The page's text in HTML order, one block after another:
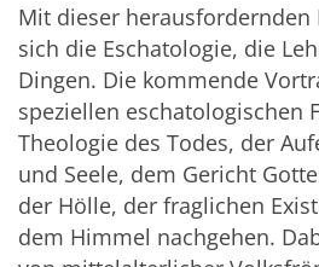
Mit dieser herausfordernden
sich die Eschatologie, die
Dingen. Die kommende
speziellen eschatologischen
Theologie des Todes, der
und Seele, dem Gericht
der Hölle, der fraglichen
dem Himmel nachgehen.